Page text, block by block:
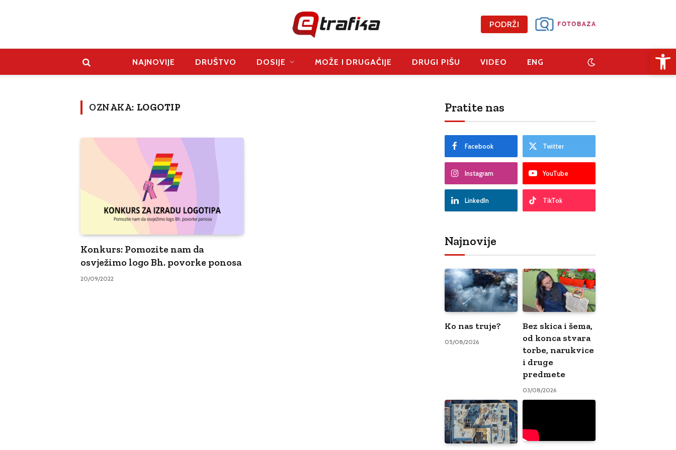
PODRŽI
NAJNOVIJE DRUŠTVO DOSIJE MOŽE I DRUGAČIJE DRUGI PIŠU VIDEO ENG
OZNAKA: LOGOTIP
Konkurs: Pomozite nam da
osvježimo logo Bh. povorke ponosa
20/09/2022
Pratite nas
Facebook Twitter
Instagram YouTube
LinkedIn TikTok
Najnovije
Ko nas truje?
05/08/2026
Bez skica i šema,
od konca stvara
torbe, narukvice
i druge
predmete
03/08/2026